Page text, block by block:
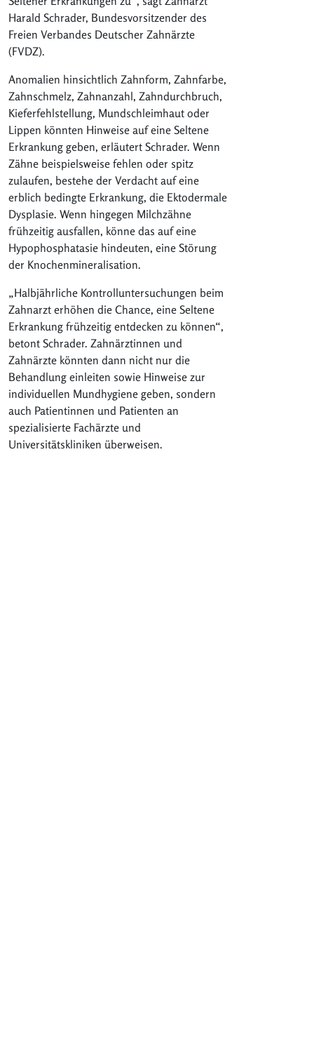
Harald Schrader, Bundesvorsitzender des
Freien Verbandes Deutscher Zahnärzte
(FVDZ).
Anomalien hinsichtlich Zahnform, Zahnfarbe,
Zahnschmelz, Zahnanzahl, Zahndurchbruch,
Kieferfehlstellung, Mundschleimhaut oder
Lippen könnten Hinweise auf eine Seltene
Erkrankung geben, erläutert Schrader. Wenn
Zähne beispielsweise fehlen oder spitz
zulaufen, bestehe der Verdacht auf eine
erblich bedingte Erkrankung, die Ektodermale
Dysplasie. Wenn hingegen Milchzähne
frühzeitig ausfallen, könne das auf eine
Hypophosphatasie hindeuten, eine Störung
der Knochenmineralisation.
„Halbjährliche Kontrolluntersuchungen beim
Zahnarzt erhöhen die Chance, eine Seltene
Erkrankung frühzeitig entdecken zu können“,
betont Schrader. Zahnärztinnen und
Zahnärzte könnten dann nicht nur die
Behandlung einleiten sowie Hinweise zur
individuellen Mundhygiene geben, sondern
auch Patientinnen und Patienten an
spezialisierte Fachärzte und
Universitätskliniken überweisen.